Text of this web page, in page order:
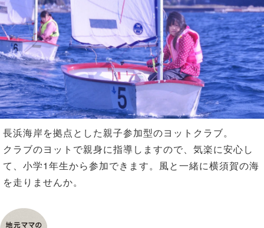
o
n
長浜海岸を拠点とした親子参加型のヨットクラブ。
クラブのヨットで親身に指導しますので、気楽に安心し
て、小学1年生から参加できます。風と一緒に横須賀の海
を走りませんか。